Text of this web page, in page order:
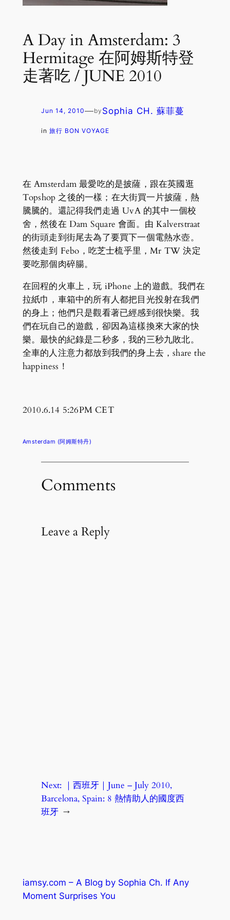
A Day in Amsterdam: 3
Hermitage 在阿姆斯特登
走著吃 / JUNE 2010
Jun 14, 2010—by Sophia CH. 蘇菲蔓
in 旅行 BON VOYAGE
在 Amsterdam 最愛吃的是披薩，跟在英國逛
Topshop 之後的一樣；在大街買一片披薩，熱
騰騰的。還記得我們走過 UvA 的其中一個校
舍，然後在 Dam Square 會面。由 Kalverstraat
的街頭走到街尾去為了要買下一個電熱水壺。
然後走到 Febo，吃芝士梳乎里，Mr TW 決定
要吃那個肉碎腸。
在回程的火車上，玩 iPhone 上的遊戲。我們在
拉紙巾，車箱中的所有人都把目光投射在我們
的身上；他們只是觀看著已經感到很快樂。我
們在玩自己的遊戲，卻因為這樣換來大家的快
樂。最快的紀錄是二秒多，我的三秒九敗北。
全車的人注意力都放到我們的身上去，share the
happiness！
2010.6.14 5:26PM CET
Amsterdam (阿姆斯特丹)
Comments
Leave a Reply
Next: ｜西班牙｜June – July 2010,
Barcelona, Spain: 8 熱情助人的國度西
班牙 →
iamsy.com – A Blog by Sophia Ch. If Any
Moment Surprises You